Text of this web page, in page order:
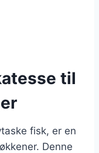
til
fisk, er en
Denne